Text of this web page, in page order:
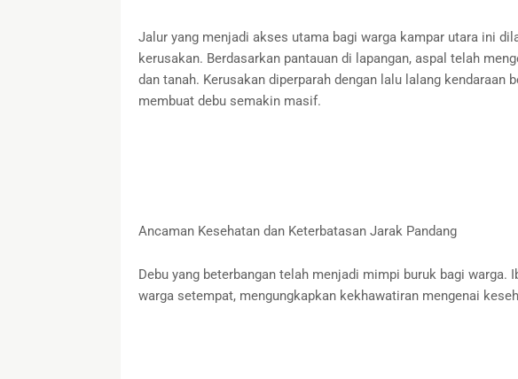
​Jalur yang menjadi akses utama bagi warga kampar utara ini
kerusakan. Berdasarkan pantauan di lapangan, aspal telah
dan tanah. Kerusakan diperparah dengan lalu lalang kendaraan
membuat debu semakin masif.
​Ancaman Kesehatan dan Keterbatasan Jarak Pandang
​Debu yang beterbangan telah menjadi mimpi buruk bagi warga.
warga setempat, mengungkapkan kekhawatiran mengenai